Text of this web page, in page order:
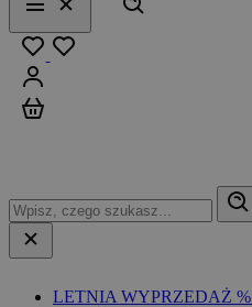
Menu
Zamknij
LETNIA WYPRZEDAŻ %